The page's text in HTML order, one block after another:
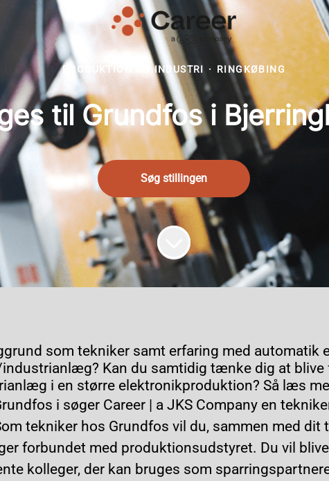
PRODUKTION OG INDUSTRI · RINGKØBING
til Grundfos i
Søg stillingen
som tekniker samt erfaring med automatik
Kan du samtidig tænke dig at blive
i en større elektronikproduktion? Så læs
i søger Career | a JKS Company en
tekniker hos Grundfos vil du, sammen med dit
forbundet med produktionsudstyret. Du vil
kolleger, der kan bruges som